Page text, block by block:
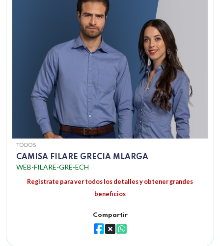
TODOS
CAMISA FILARE GRECIA MLARGA
WEB-FILARE-GRE-ECH
Registrate para ver todos los detalles y obtener grandes
beneficios
Compartir